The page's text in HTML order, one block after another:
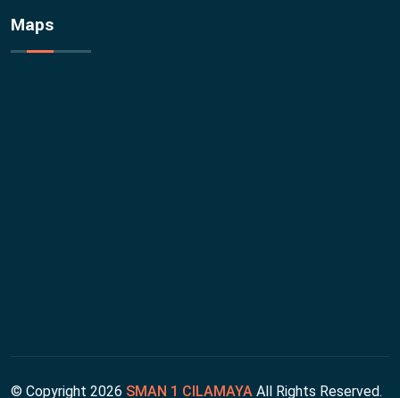
Maps
© Copyright 2026 SMAN 1 CILAMAYA All Rights Reserved.